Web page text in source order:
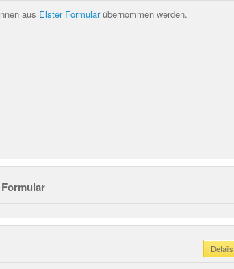
aus Elster Formularübernommen werden.
Details